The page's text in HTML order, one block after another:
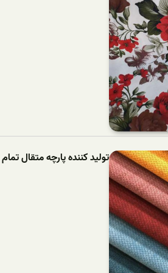
تولید کننده پارچه متقال تمام